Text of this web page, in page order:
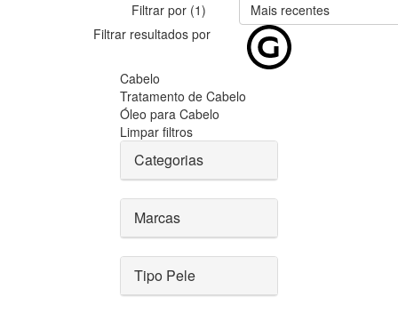
Filtrar por (1)
Mais recentes
Filtrar resultados por
Cabelo
Tratamento de Cabelo
Óleo para Cabelo
Limpar filtros
Categorias
Marcas
Tipo Pele